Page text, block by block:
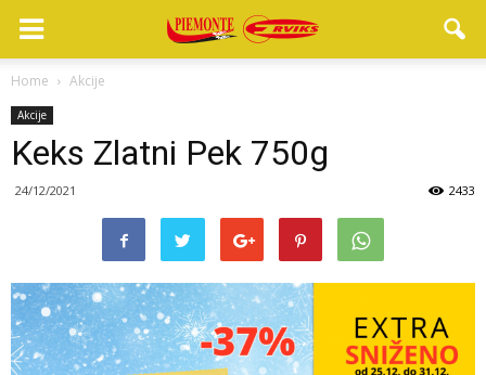
Home Akcije
Akcije
Keks Zlatni Pek 750g
24/12/2021 2433